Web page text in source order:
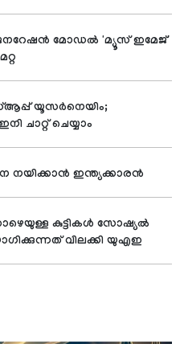
മോഡല്‍ 'മ്യൂസ് ഇമേജ്'
യൂസര്‍നെയിം;
ചാറ്റ് ചെയ്യാം
നയിക്കാന്‍ ഇന്ത്യക്കാരന്‍
കുട്ടികള്‍ സോഷ്യല്‍
വിലക്കി യുഎഇ